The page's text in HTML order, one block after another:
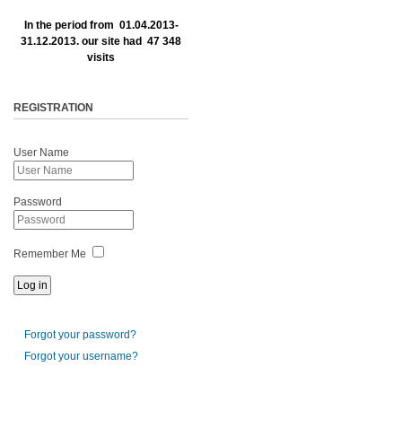
In the period from 01.04.2013-
31.12.2013. our site had 47 348
visits
REGISTRATION
User Name
Password
Remember Me
Forgot your password?
Forgot your username?